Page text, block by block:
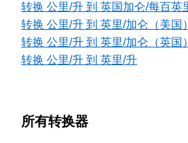
转换 公里/升 到 英国加仑/每百英
转换 公里/升 到 英里/加仑（美国）
转换 公里/升 到 英里/加仑（英国）
转换 公里/升 到 英里/升
所有转换器